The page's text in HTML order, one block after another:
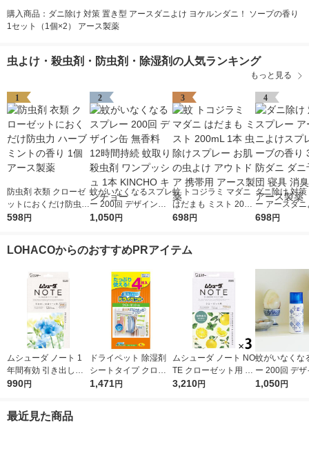
購入商品：ダニ除け 対策 置き型 アースダニよけ ヨケルンダニ！ ソープの香り
1セット（1個×2） アース製薬
虫よけ・殺虫剤・防虫剤・除湿剤の人気ランキング
もっと見る
1
防虫剤 衣類 クローゼ
ットにおくだけ防虫力
ハーブミントの香り 1
598円
2
蚊がいなくなるスプレ
ー 200回 デザイン缶
無香料 12時間持続 蚊
ンチョー
1,050円
3
蚊 トコジラミ マダニ
はだまも ミスト 200
mL 1本 虫除けスプレ
製薬
698円
4
ダニ除け 対
ー アースダ
プレー ハーブ
698円
LOHACOからのおすすめPRアイテム
ムシューダ ノート 1
年間有効 引き出し・
衣装ケース用 フリー
990円
ドライペット 除湿剤
シートタイプ クロー
ゼット用 1袋（4枚
1,471円
ムシューダ ノート NO
TE クローゼット用 衣
類 防虫剤 ペパーミン
3,210円
蚊がいなくな
ー 200回 デザ
無香料 12時
1,050円
最近見た商品